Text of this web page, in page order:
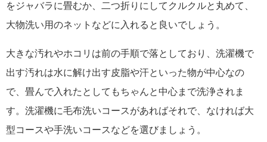
をジャバラに畳むか、二つ折りにしてクルクルと丸めて、
大物洗い用のネットなどに入れると良いでしょう。
大きな汚れやホコリは前の手順で落としており、洗濯機で
出す汚れは水に解け出す皮脂や汗といった物が中心なの
で、畳んで入れたとしてもちゃんと中心まで洗浄されま
す。洗濯機に毛布洗いコースがあればそれで、なければ大
型コースや手洗いコースなどを選びましょう。